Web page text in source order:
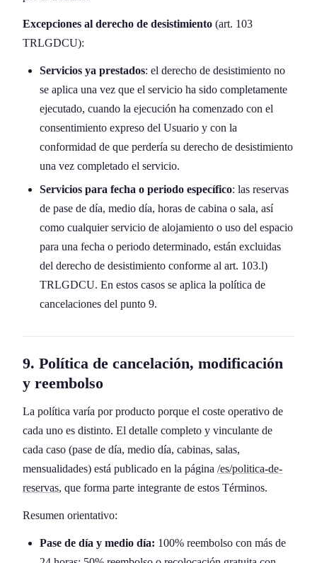
Excepciones al derecho de desistimiento (art. 103
TRLGDCU):
Servicios ya prestados: el derecho de desistimiento no
se aplica una vez que el servicio ha sido completamente
ejecutado, cuando la ejecución ha comenzado con el
consentimiento expreso del Usuario y con la
conformidad de que perdería su derecho de desistimiento
una vez completado el servicio.
Servicios para fecha o periodo específico: las reservas
de pase de día, medio día, horas de cabina o sala, así
como cualquier servicio de alojamiento o uso del espacio
para una fecha o periodo determinado, están excluidas
del derecho de desistimiento conforme al art. 103.l)
TRLGDCU. En estos casos se aplica la política de
cancelaciones del punto 9.
9. Política de cancelación, modificación
y reembolso
La política varía por producto porque el coste operativo de
cada uno es distinto. El detalle completo y vinculante de
cada caso (pase de día, medio día, cabinas, salas,
mensualidades) está publicado en la página /es/politica-de-
reservas, que forma parte integrante de estos Términos.
Resumen orientativo:
Pase de día y medio día: 100% reembolso con más de